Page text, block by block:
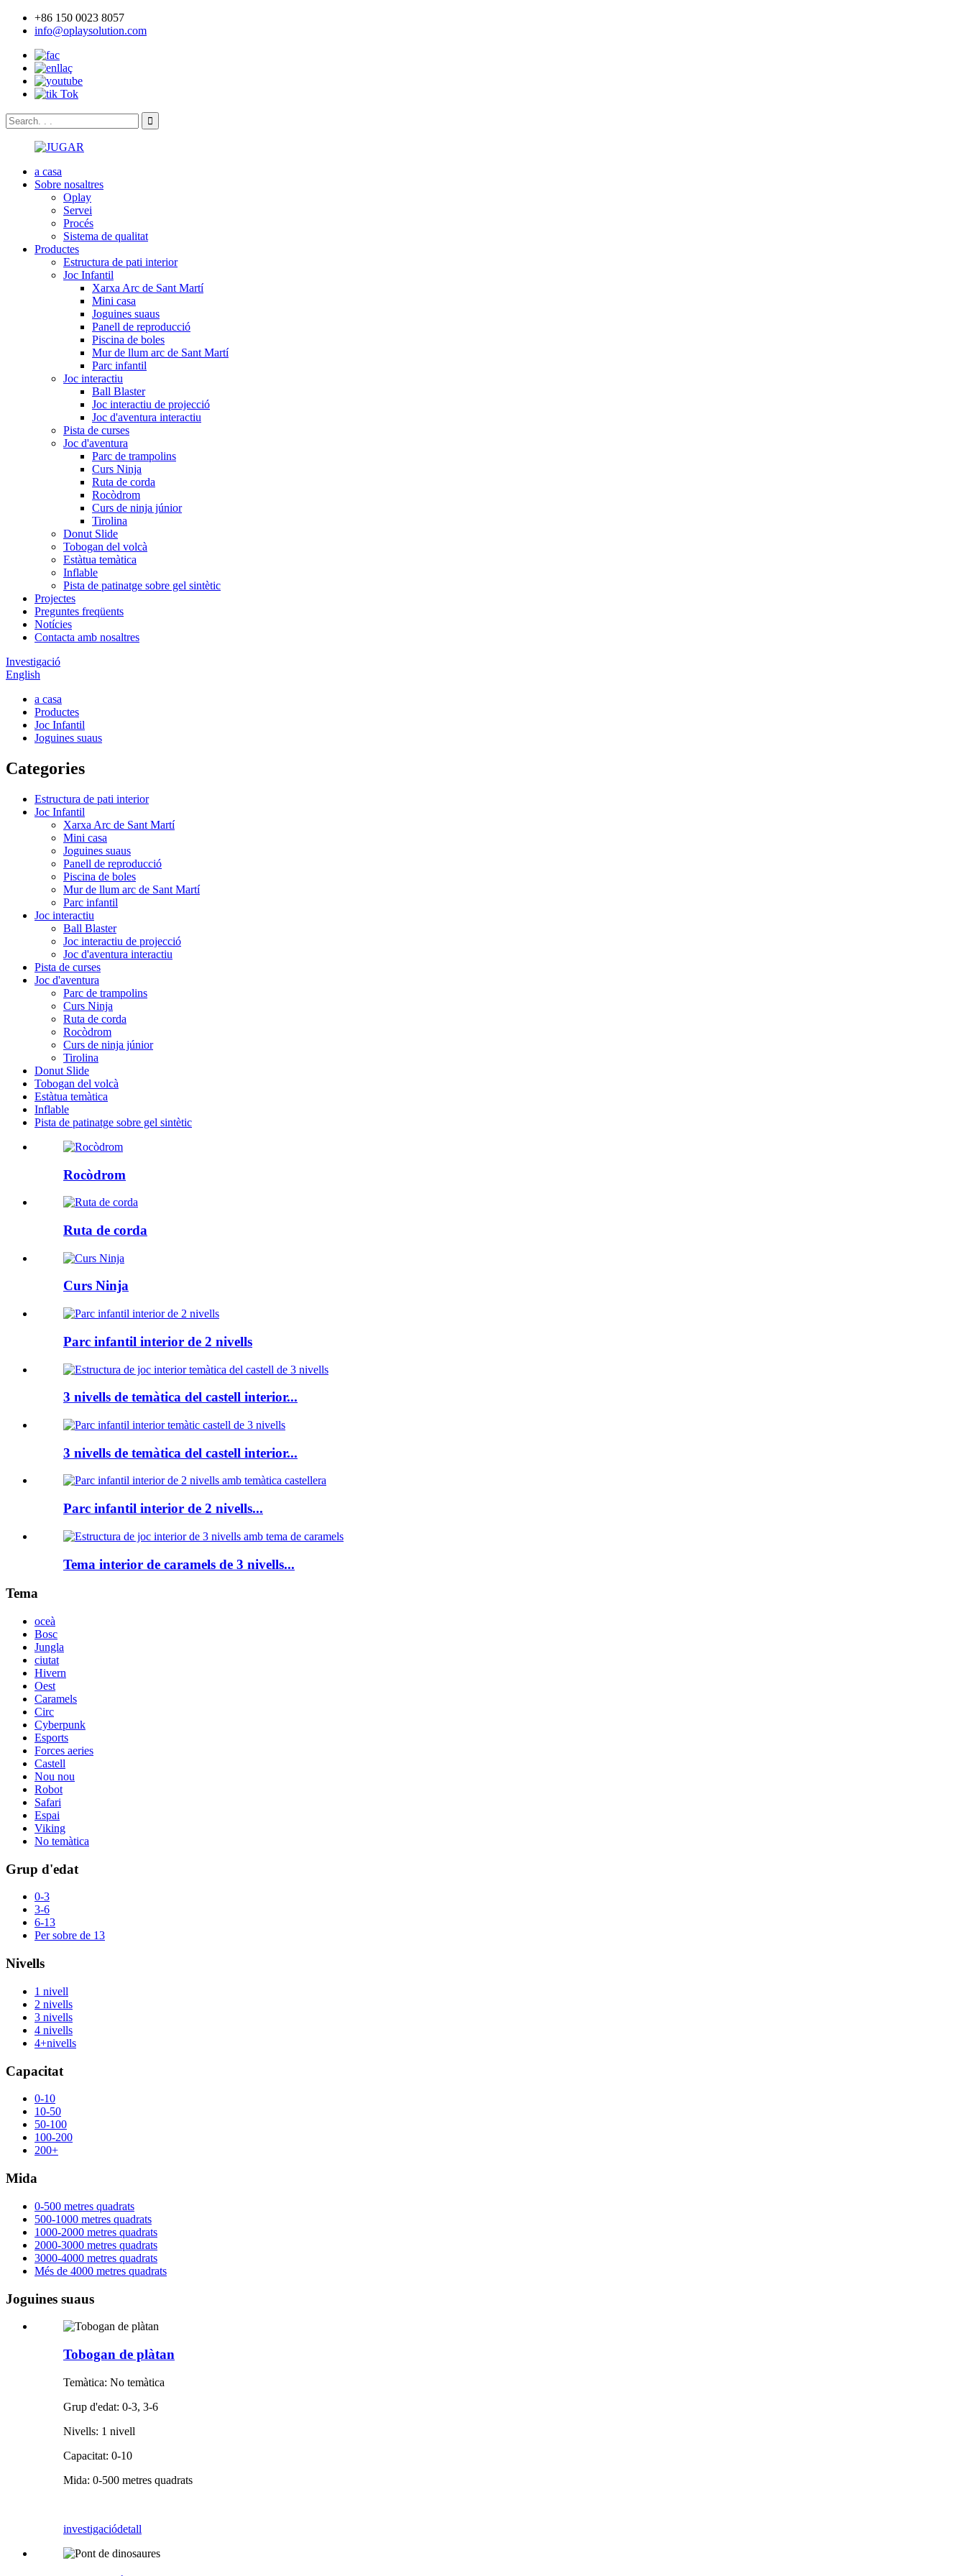
+86 150 0023 8057
info@oplaysolution.com
a casa
Sobre nosaltres
Oplay
Servei
Procés
Sistema de qualitat
Productes
Estructura de pati interior
Joc Infantil
Xarxa Arc de Sant Martí
Mini casa
Joguines suaus
Panell de reproducció
Piscina de boles
Mur de llum arc de Sant Martí
Parc infantil
Joc interactiu
Ball Blaster
Joc interactiu de projecció
Joc d'aventura interactiu
Pista de curses
Joc d'aventura
Parc de trampolins
Curs Ninja
Ruta de corda
Rocòdrom
Curs de ninja júnior
Tirolina
Donut Slide
Tobogan del volcà
Estàtua temàtica
Inflable
Pista de patinatge sobre gel sintètic
Projectes
Preguntes freqüents
Notícies
Contacta amb nosaltres
Investigació
English
a casa
Productes
Joc Infantil
Joguines suaus
Categories
Estructura de pati interior
Joc Infantil
Xarxa Arc de Sant Martí
Mini casa
Joguines suaus
Panell de reproducció
Piscina de boles
Mur de llum arc de Sant Martí
Parc infantil
Joc interactiu
Ball Blaster
Joc interactiu de projecció
Joc d'aventura interactiu
Pista de curses
Joc d'aventura
Parc de trampolins
Curs Ninja
Ruta de corda
Rocòdrom
Curs de ninja júnior
Tirolina
Donut Slide
Tobogan del volcà
Estàtua temàtica
Inflable
Pista de patinatge sobre gel sintètic
Rocòdrom
Ruta de corda
Curs Ninja
Parc infantil interior de 2 nivells
3 nivells de temàtica del castell interior...
3 nivells de temàtica del castell interior...
Parc infantil interior de 2 nivells...
Tema interior de caramels de 3 nivells...
Tema
oceà
Bosc
Jungla
ciutat
Hivern
Oest
Caramels
Circ
Cyberpunk
Esports
Forces aeries
Castell
Nou nou
Robot
Safari
Espai
Viking
No temàtica
Grup d'edat
0-3
3-6
6-13
Per sobre de 13
Nivells
1 nivell
2 nivells
3 nivells
4 nivells
4+nivells
Capacitat
0-10
10-50
50-100
100-200
200+
Mida
0-500 metres quadrats
500-1000 metres quadrats
1000-2000 metres quadrats
2000-3000 metres quadrats
3000-4000 metres quadrats
Més de 4000 metres quadrats
Joguines suaus
Tobogan de plàtan
Temàtica: No temàtica
Grup d'edat: 0-3, 3-6
Nivells: 1 nivell
Capacitat: 0-10
Mida: 0-500 metres quadrats
investigaciódetall